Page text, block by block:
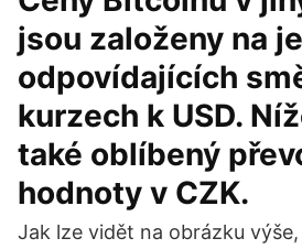
jsou založeny na
odpovídajících
kurzech k USD.
také oblíbený
hodnoty v CZK.
Jak lze vidět na obrázku